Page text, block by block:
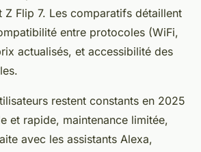
Z Flip 7. Les comparatifs détaillent
entre protocoles (WiFi,
actualisés, et accessibilité des
restent constants en 2025
et rapide, maintenance limitée,
avec les assistants Alexa,